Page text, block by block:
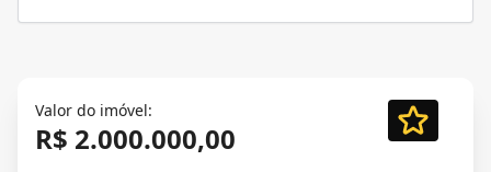
Valor do imóvel:
R$ 2.000.000,00